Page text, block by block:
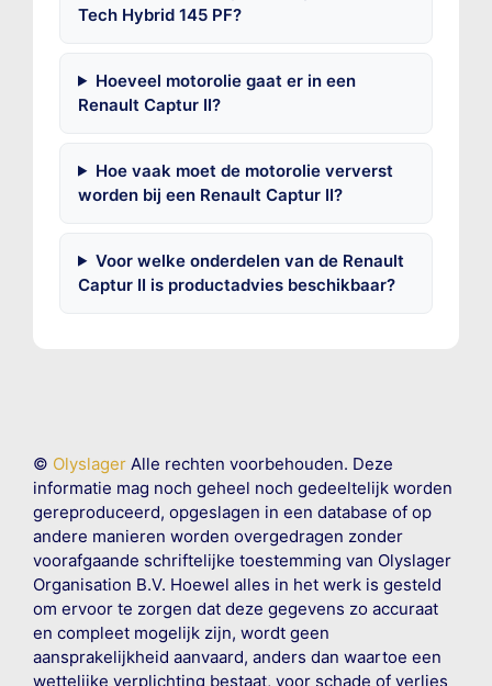
Tech Hybrid 145 PF?
Hoeveel motorolie gaat er in een
Renault Captur II?
Hoe vaak moet de motorolie ververst
worden bij een Renault Captur II?
Voor welke onderdelen van de Renault
Captur II is productadvies beschikbaar?
© OlyslagerAlle rechten voorbehouden. Deze
informatie mag noch geheel noch gedeeltelijk worden
gereproduceerd, opgeslagen in een database of op
andere manieren worden overgedragen zonder
voorafgaande schriftelijke toestemming van Olyslager
Organisation B.V. Hoewel alles in het werk is gesteld
om ervoor te zorgen dat deze gegevens zo accuraat
en compleet mogelijk zijn, wordt geen
aansprakelijkheid aanvaard, anders dan waartoe een
wettelijke verplichting bestaat, voor schade of verlies